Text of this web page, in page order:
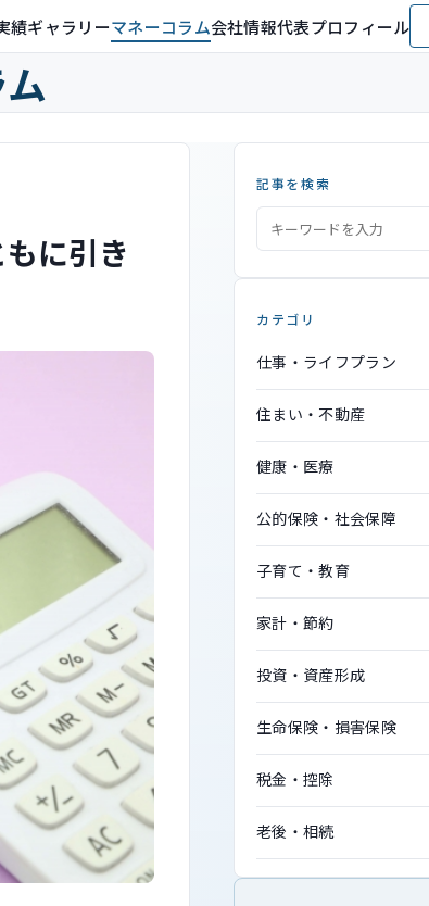
績ギャラリーマネーコラム会社情報代表プロフィール
に引き
記事を検索
カテゴリ
仕事・ライフプラン
住まい・不動産
健康・医療
公的保険・社会保障
子育て・教育
家計・節約
投資・資産形成
生命保険・損害保険
税金・控除
老後・相続